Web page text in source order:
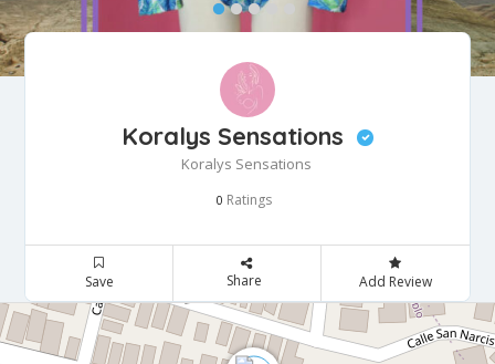
Koralys Sensations
Koralys Sensations
0 Ratings
Save Share Add Review